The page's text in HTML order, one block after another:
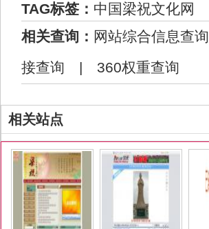
TAG标签： 中国梁祝文化网
相关查询： 网站综合信息查询
接查询 | 360权重查询
相关站点